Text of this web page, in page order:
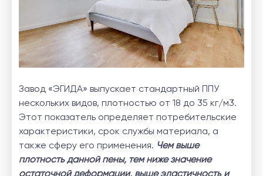
Завод «ЭГИДА» выпускает стандартный ППУ
нескольких видов, плотностью от 18 до 35 кг/м3.
Этот показатель определяет потребительские
характеристики, срок службы материала, а
также сферу его применения. Чем выше
плотность данной пены, тем ниже значение
остаточной деформации, выше эластичность и